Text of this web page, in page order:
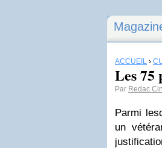
ACCUEIL ›
Les 75
Par Redac
Parmi
un